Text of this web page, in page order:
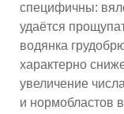
специфичны:
удаётся
водянка
характерно
увеличение
и нормобластов